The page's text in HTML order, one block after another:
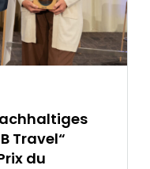
Travel“
du